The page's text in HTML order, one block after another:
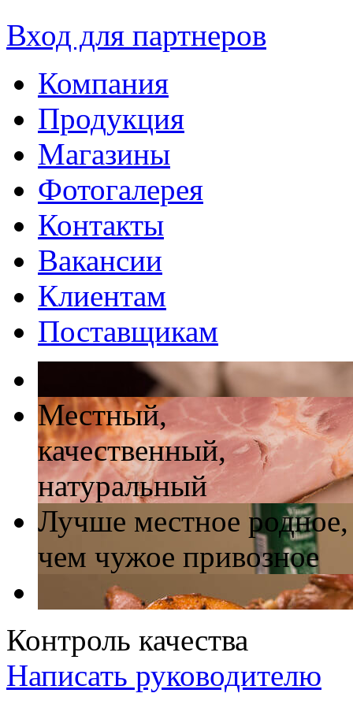
Вход для партнеров
Компания
Продукция
Магазины
Фотогалерея
Контакты
Вакансии
Клиентам
Поставщикам
Местный,
качественный,
натуральный
Лучше местное родное,
чем чужое привозное
Контроль качества
Написать руководителю